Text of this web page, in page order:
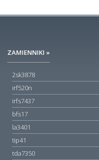
ZAMIENNIKI »
2sk3878
irf520n
irfs7437
bfs17
la3401
tip41
tda7350